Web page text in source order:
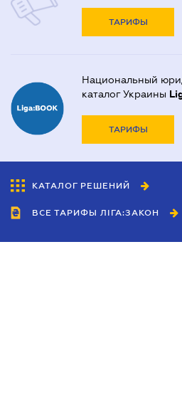
ТАРИФЫ
Национальный
каталог Украины
ТАРИФЫ
КАТАЛОГ РЕШЕНИЙ
ВСЕ ТАРИФЫ ЛІГА:ЗАКОН